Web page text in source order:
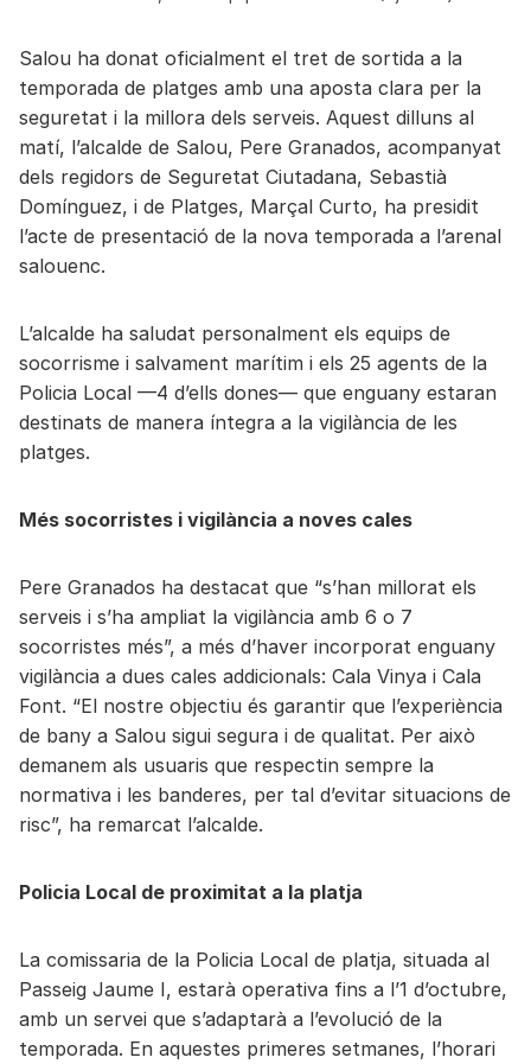
Salou ha donat oficialment el tret de sortida a la
temporada de platges amb una aposta clara per la
seguretat i la millora dels serveis. Aquest dilluns al
matí, l’alcalde de Salou, Pere Granados, acompanyat
dels regidors de Seguretat Ciutadana, Sebastià
Domínguez, i de Platges, Marçal Curto, ha presidit
l’acte de presentació de la nova temporada a l’arenal
salouenc.
L’alcalde ha saludat personalment els equips de
socorrisme i salvament marítim i els 25 agents de la
Policia Local —4 d’ells dones— que enguany estaran
destinats de manera íntegra a la vigilància de les
platges.
Més socorristes i vigilància a noves cales
Pere Granados ha destacat que “s’han millorat els
serveis i s’ha ampliat la vigilància amb 6 o 7
socorristes més”, a més d’haver incorporat enguany
vigilància a dues cales addicionals: Cala Vinya i Cala
Font. “El nostre objectiu és garantir que l’experiència
de bany a Salou sigui segura i de qualitat. Per això
demanem als usuaris que respectin sempre la
normativa i les banderes, per tal d’evitar situacions de
risc”, ha remarcat l’alcalde.
Policia Local de proximitat a la platja
La comissaria de la Policia Local de platja, situada al
Passeig Jaume I, estarà operativa fins a l’1 d’octubre,
amb un servei que s’adaptarà a l’evolució de la
temporada. En aquestes primeres setmanes, l’horari